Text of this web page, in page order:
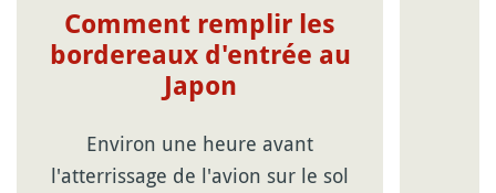
Comment remplir les
bordereaux d'entrée au
Japon
Environ une heure avant
l'atterrissage de l'avion sur le sol